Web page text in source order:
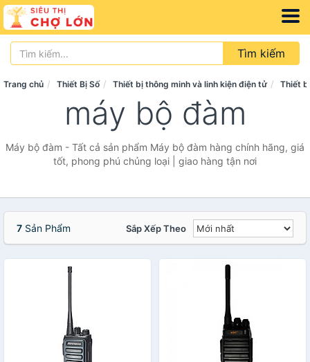
Tìm kiếm
Trang chủ Thiết Bị Số Thiết bị thông minh và linh kiện điện tử Thiết
máy bộ đàm
Máy bộ đàm - Tất cả sản phẩm Máy bộ đàm hàng chính hãng, giá
tốt, phong phú chủng loại | giao hàng tận nơi
7 Sản Phẩm Sắp Xếp Theo